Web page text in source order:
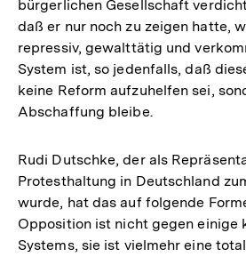
bürgerlichen Gesellschaft
daß er nur noch zu zeigen hatte,
repressiv, gewalttätig und
System ist, so jedenfalls, daß
keine Reform aufzuhelfen sei,
Abschaffung bleibe.
Rudi Dutschke, der als
Protesthaltung in Deutschland
wurde, hat das auf folgende
Opposition ist nicht gegen einige
Systems, sie ist vielmehr eine